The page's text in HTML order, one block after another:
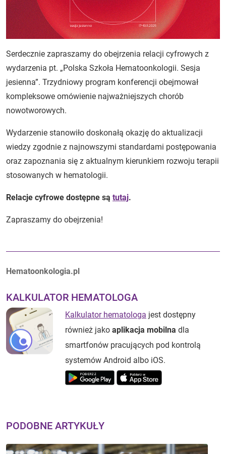
Serdecznie zapraszamy do obejrzenia relacji cyfrowych z
wydarzenia pt. „Polska Szkoła Hematoonkologii. Sesja
jesienna”. Trzydniowy program konferencji obejmował
kompleksowe omówienie najważniejszych chorób
nowotworowych.
Wydarzenie stanowiło doskonałą okazję do aktualizacji
wiedzy zgodnie z najnowszymi standardami postępowania
oraz zapoznania się z aktualnym kierunkiem rozwoju terapii
stosowanych w hematologii.
Relacje cyfrowe dostępne są tutaj.
Zapraszamy do obejrzenia!
Autorzy:
Hematoonkologia.pl
KALKULATOR HEMATOLOGA
Kalkulator hematologa jest dostępny
również jako aplikacja mobilna dla
smartfonów pracujących pod kontrolą
systemów Android albo iOS.
PODOBNE ARTYKUŁY